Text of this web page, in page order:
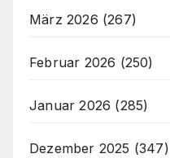
März 2026 (267)
Februar 2026 (250)
Januar 2026 (285)
Dezember 2025 (347)